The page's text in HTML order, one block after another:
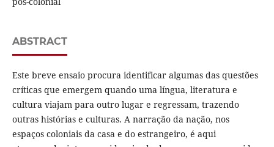
ABSTRACT
Este breve ensaio procura identificar algumas das questões
críticas que emergem quando uma língua, literatura e
cultura viajam para outro lugar e regressam, trazendo
outras histórias e culturas. A narração da nação, nos
espaços coloniais da casa e do estrangeiro, é aqui